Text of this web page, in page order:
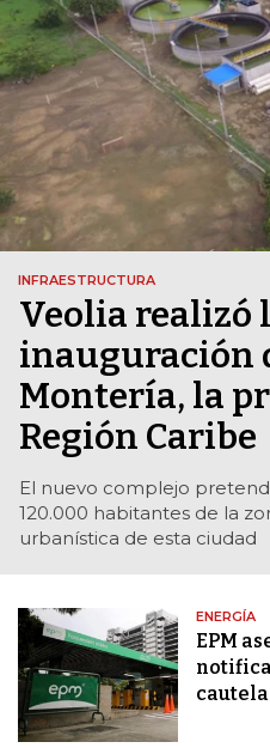
INFRAESTRUCTURA
Veolia realizó
inauguración
Montería, la
Región Caribe
El nuevo complejo
120.000 habitantes de la
urbanística de esta ciudad
ENERGÍA
EPM